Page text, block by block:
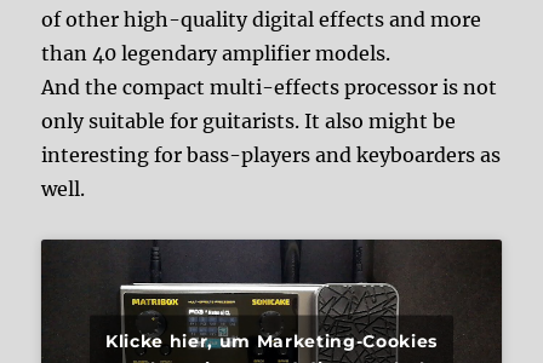
of other high-quality digital effects and more
than 40 legendary amplifier models.
And the compact multi-effects processor is not
only suitable for guitarists. It also might be
interesting for bass-players and keyboarders as
well.
Klicke hier, um Marketing-Cookies